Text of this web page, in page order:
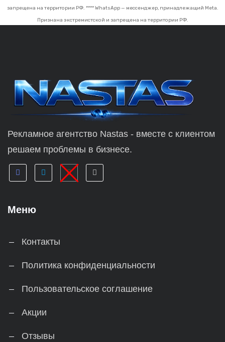
запрещена на территории РФ. **** WhatsApp — мессенджер, принадлежащий Meta.
Признана экстремистской и запрещена на территории РФ.
Рекламное агентство Nastas - вместе с клиентом
решаем проблемы в бизнесе.
Меню
Контакты
Политика конфиденциальности
Пользовательское соглашение
Акции
Отзывы